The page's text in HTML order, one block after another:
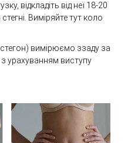
відкладіть від неї 18-20
Виміряйте тут коло
вимірюємо ззаду за
урахуванням виступу